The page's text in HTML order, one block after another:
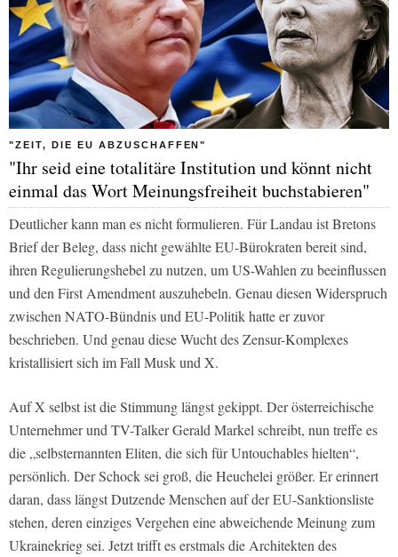
"ZEIT, DIE EU ABZUSCHAFFEN"
"Ihr seid eine totalitäre Institution und könnt nicht
einmal das Wort Meinungsfreiheit buchstabieren"
Deutlicher kann man es nicht formulieren. Für Landau ist Bretons
Brief der Beleg, dass nicht gewählte EU-Bürokraten bereit sind,
ihren Regulierungshebel zu nutzen, um US-Wahlen zu beeinflussen
und den First Amendment auszuhebeln. Genau diesen Widerspruch
zwischen NATO-Bündnis und EU-Politik hatte er zuvor
beschrieben. Und genau diese Wucht des Zensur-Komplexes
kristallisiert sich im Fall Musk und X.
Auf X selbst ist die Stimmung längst gekippt. Der österreichische
Unternehmer und TV-Talker Gerald Markel schreibt, nun treffe es
die „selbsternannten Eliten, die sich für Untouchables hielten“,
persönlich. Der Schock sei groß, die Heuchelei größer. Er erinnert
daran, dass längst Dutzende Menschen auf der EU-Sanktionsliste
stehen, deren einziges Vergehen eine abweichende Meinung zum
Ukrainekrieg sei. Jetzt trifft es erstmals die Architekten des